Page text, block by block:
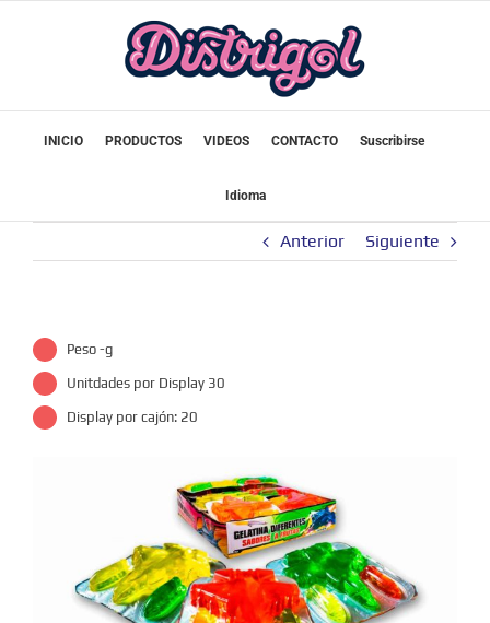
INICIO PRODUCTOS VIDEOS CONTACTO Suscribirse
Idioma
Anterior Siguiente
Peso -g
Unitdades por Display 30
Display por cajón: 20